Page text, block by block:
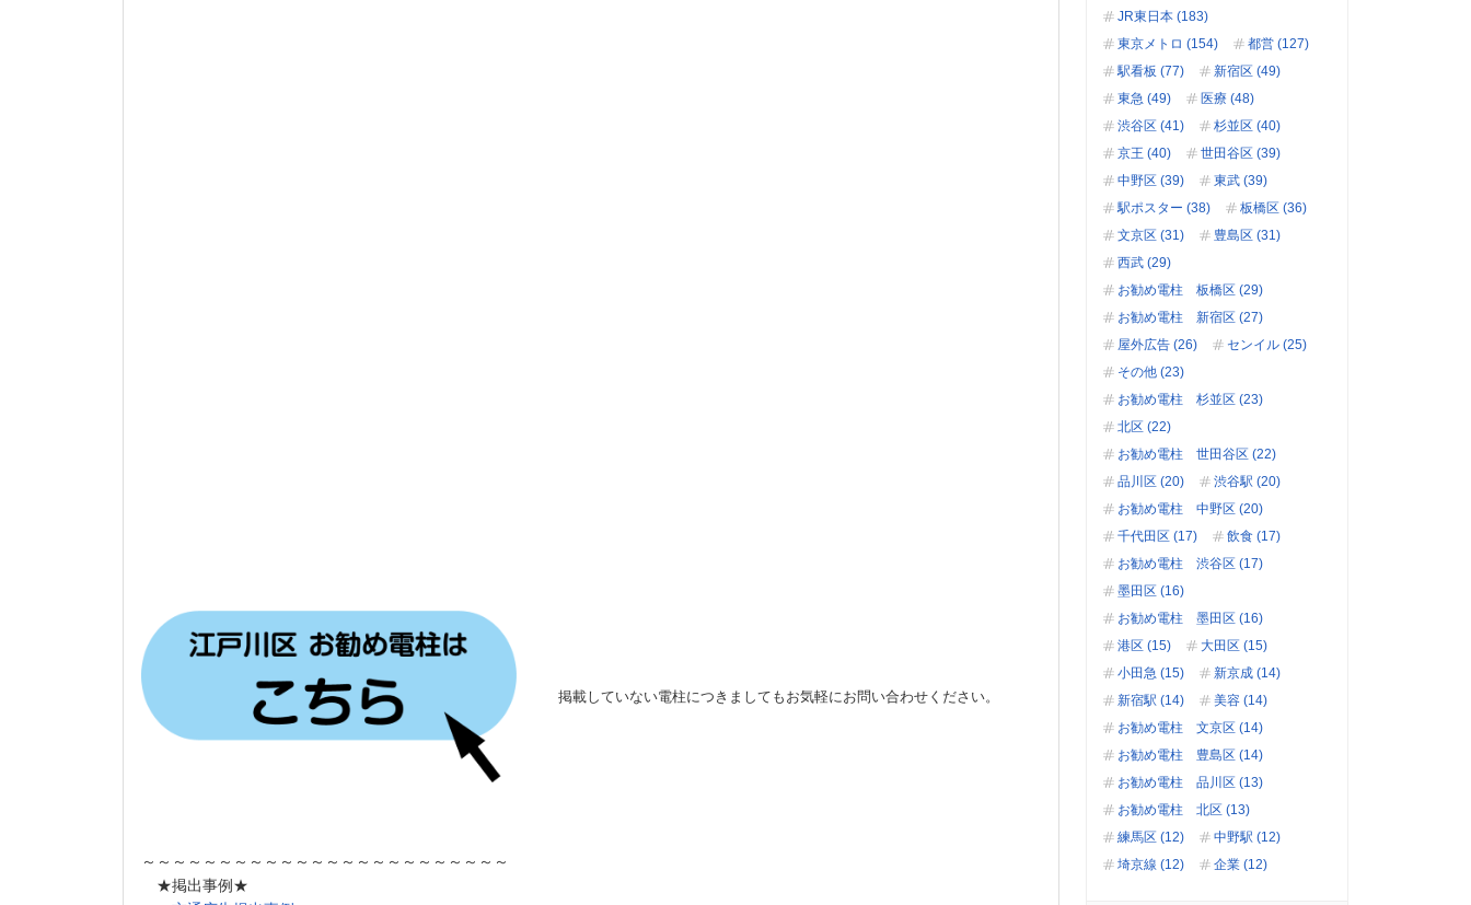
掲載していない電柱につきましてもお気軽にお問い合わせください。
～～～～～～～～～～～～～～～～～～～～～～～～
★掲出事例★
JR東日本 (183)
東京メトロ (154)
都営 (127)
駅看板 (77)
新宿区 (49)
東急 (49)
医療 (48)
渋谷区 (41)
杉並区 (40)
京王 (40)
世田谷区 (39)
中野区 (39)
東武 (39)
駅ポスター (38)
板橋区 (36)
文京区 (31)
豊島区 (31)
西武 (29)
お勧め電柱 板橋区 (29)
お勧め電柱 新宿区 (27)
屋外広告 (26)
センイル (25)
その他 (23)
お勧め電柱 杉並区 (23)
北区 (22)
お勧め電柱 世田谷区 (22)
品川区 (20)
渋谷駅 (20)
お勧め電柱 中野区 (20)
千代田区 (17)
飲食 (17)
お勧め電柱 渋谷区 (17)
墨田区 (16)
お勧め電柱 墨田区 (16)
港区 (15)
大田区 (15)
小田急 (15)
新京成 (14)
新宿駅 (14)
美容 (14)
お勧め電柱 文京区 (14)
お勧め電柱 豊島区 (14)
お勧め電柱 品川区 (13)
お勧め電柱 北区 (13)
練馬区 (12)
中野駅 (12)
埼京線 (12)
企業 (12)